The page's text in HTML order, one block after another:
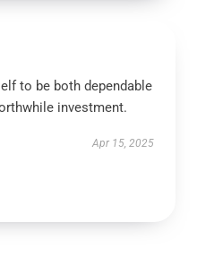
to be both dependable
investment.
Apr 15, 2025